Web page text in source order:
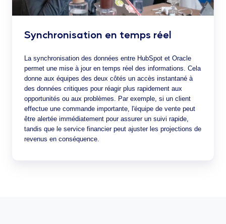
Synchronisation en temps réel
La synchronisation des données entre HubSpot et Oracle
permet une mise à jour en temps réel des informations. Cela
donne aux équipes des deux côtés un accès instantané à
des données critiques pour réagir plus rapidement aux
opportunités ou aux problèmes. Par exemple, si un client
effectue une commande importante, l'équipe de vente peut
être alertée immédiatement pour assurer un suivi rapide,
tandis que le service financier peut ajuster les projections de
revenus en conséquence.